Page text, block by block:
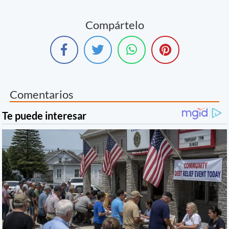
Compártelo
Comentarios